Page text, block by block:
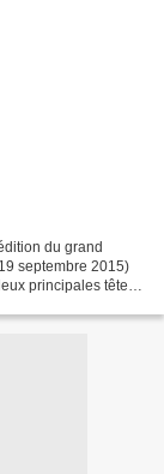
du grand
septembre 2015)
principales têtes